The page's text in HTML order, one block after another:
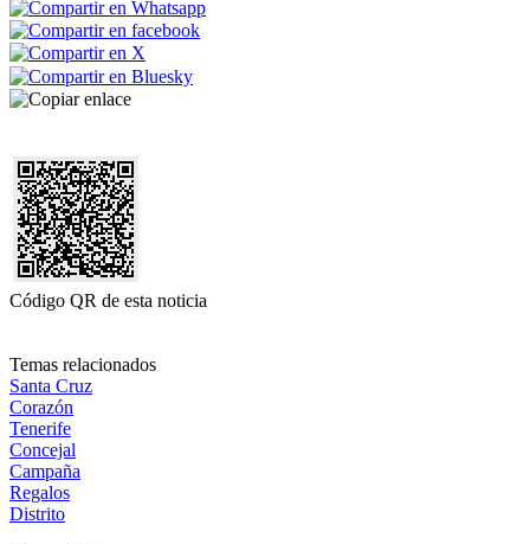
Código QR de esta noticia
Temas relacionados
Santa Cruz
Corazón
Tenerife
Concejal
Campaña
Regalos
Distrito